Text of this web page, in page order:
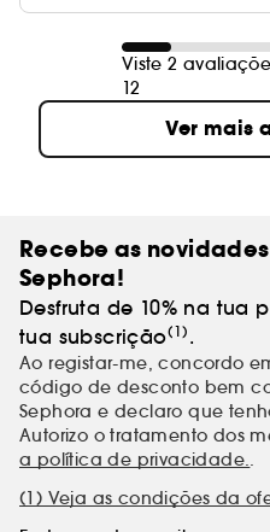
Viste 2
12
Ver mais
Recebe as
Sephora!
Desfruta de 10% na tua
tua subscrição(1) .
Ao registar-me, concordo
código de desconto bem
Sephora e declaro que
Autorizo o tratamento dos
a política de privacidade..
(1) Veja as condições da